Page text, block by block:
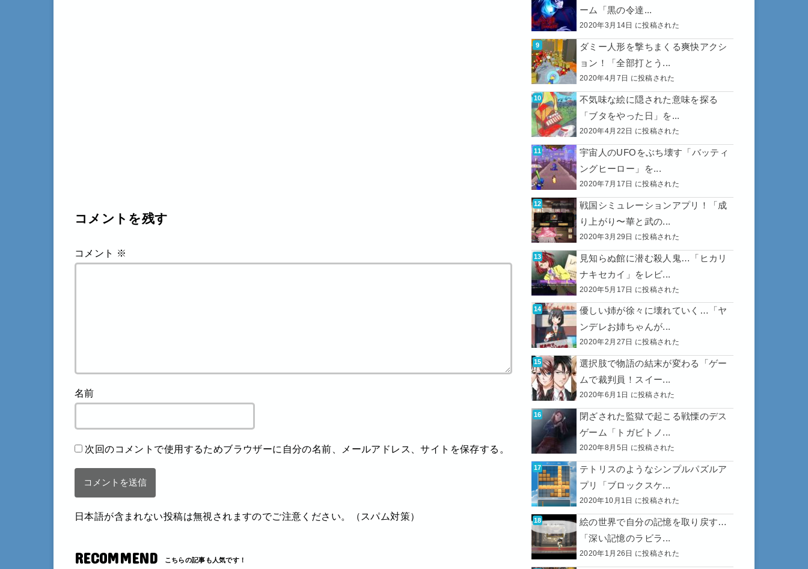
コメントを残す
コメント ※
名前
次回のコメントで使用するためブラウザーに自分の名前、メールアドレス、サイトを保存する。
日本語が含まれない投稿は無視されますのでご注意ください。（スパム対策）
RECOMMEND
ーム「黒の令達...
2020年3月14日 に投稿された
ダミー人形を撃ちまくる爽快アクシ
ョン！「全部打とう...
2020年4月7日 に投稿された
不気味な絵に隠された意味を探る
「ブタをやった日」を...
2020年4月22日 に投稿された
宇宙人のUFOをぶち壊す「バッティ
ングヒーロー」を...
2020年7月17日 に投稿された
戦国シミュレーションアプリ！「成
り上がり〜華と武の...
2020年3月29日 に投稿された
見知らぬ館に潜む殺人鬼…「ヒカリ
ナキセカイ」をレビ...
2020年5月17日 に投稿された
優しい姉が徐々に壊れていく…「ヤ
ンデレお姉ちゃんが...
2020年2月27日 に投稿された
選択肢で物語の結末が変わる「ゲー
ムで裁判員！スイー...
2020年6月1日 に投稿された
閉ざされた監獄で起こる戦慄のデス
ゲーム「トガビトノ...
2020年8月5日 に投稿された
テトリスのようなシンプルパズルア
プリ「ブロックスケ...
2020年10月1日 に投稿された
絵の世界で自分の記憶を取り戻す…
「深い記憶のラビラ...
2020年1月26日 に投稿された